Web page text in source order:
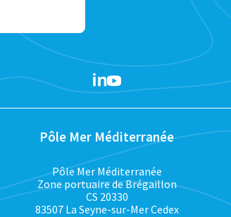
Pôle Mer Méditerranée
Pôle Mer Méditerranée
Zone portuaire de Brégaillon
CS 20330
83507 La Seyne-sur-Mer Cedex